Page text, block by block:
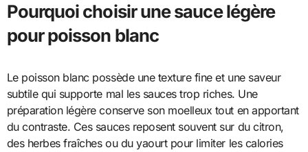
Pourquoi choisir une sauce légère
pour poisson blanc
Le poisson blanc possède une texture fine et une saveur
subtile qui supporte mal les sauces trop riches. Une
préparation légère conserve son moelleux tout en apportant
du contraste. Ces sauces reposent souvent sur du citron,
des herbes fraîches ou du yaourt pour limiter les calories